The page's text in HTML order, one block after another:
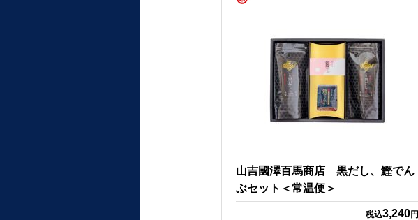
山吉國澤百馬商店 黒だし、鰹でん
ぶセット＜常温便＞
税込3,240円